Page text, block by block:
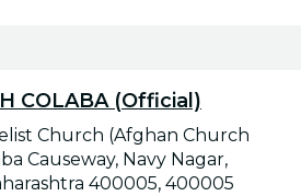
COLABA (Official)
Church (Afghan Church
Causeway, Navy Nagar,
400005, 400005